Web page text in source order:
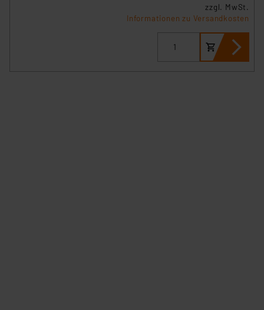
zzgl. MwSt.
Informationen zu Versandkosten